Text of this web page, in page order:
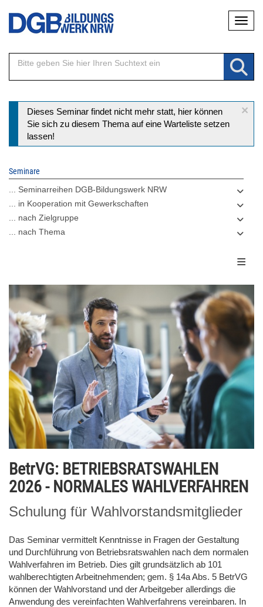
Direkt
Inhalt
×
Statusmeldung
Dieses Seminar findet nicht mehr statt, hier können
Sie sich zu diesem Thema auf eine Warteliste setzen
lassen!
Seminare
... Seminarreihen DGB-Bildungswerk NRW
... in Kooperation mit Gewerkschaften
... nach Zielgruppe
... nach Thema
BetrVG: BETRIEBSRATSWAHLEN
2026 - NORMALES WAHLVERFAHREN
Schulung für Wahlvorstandsmitglieder
Das Seminar vermittelt Kenntnisse in Fragen der Gestaltung
und Durchführung von Betriebsratswahlen nach dem normalen
Wahlverfahren im Betrieb. Dies gilt grundsätzlich ab 101
wahlberechtigten Arbeitnehmenden; gem. § 14a Abs. 5 BetrVG
können der Wahlvorstand und der Arbeitgeber allerdings die
Anwendung des vereinfachten Wahlverfahrens vereinbaren. In